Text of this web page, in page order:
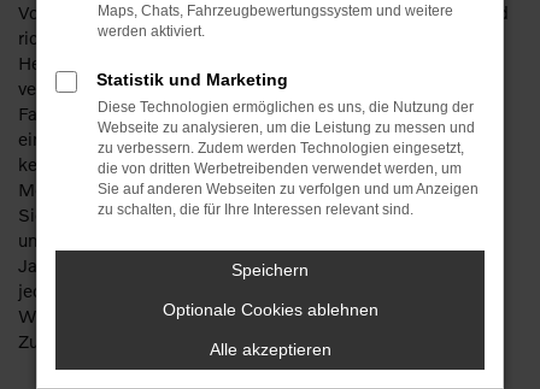
Volvo S60 Gebrauchtwagen für Weimar – das klingt gut und
richtig. Sparen Sie getrost ordentlich Geld, denn bei diesem
Hersteller machen Sie auch mit einem Gebrauchten nichts
verkehrt. Die Besonderheit liegt in der Langlebigkeit der
Fahrzeuge. Ein Volvo S60 Gebrauchtwagen kann bereits
einige Jahre gefahren worden sein und zeigt immer noch
keinerlei Anzeichen von Ermüdung. Wir bieten Ihnen für Ihre
Mobilität in Weimar bevorzugt junge Gebrauchte und lassen
Sie meist in scheckheftgepflegte Fahrzeuge einsteigen. Da
unser Unternehmen mit seiner Tradition von mehr als 110
Jahren auch über mehrere Werkstätten verfügt, checken wir
jeden Volvo S60 Gebrauchtwagen vor dem Verkauf nach
Weimar gründlich durch und sorgen für einen erstklassigen
Zustand.
Maps, Chats, Fahrzeugbewertungssystem und weitere
werden aktiviert.
Statistik und Marketing
Diese Technologien ermöglichen es uns, die Nutzung der
Webseite zu analysieren, um die Leistung zu messen und
zu verbessern. Zudem werden Technologien eingesetzt,
die von dritten Werbetreibenden verwendet werden, um
Sie auf anderen Webseiten zu verfolgen und um Anzeigen
zu schalten, die für Ihre Interessen relevant sind.
Speichern
Optionale Cookies ablehnen
Alle akzeptieren